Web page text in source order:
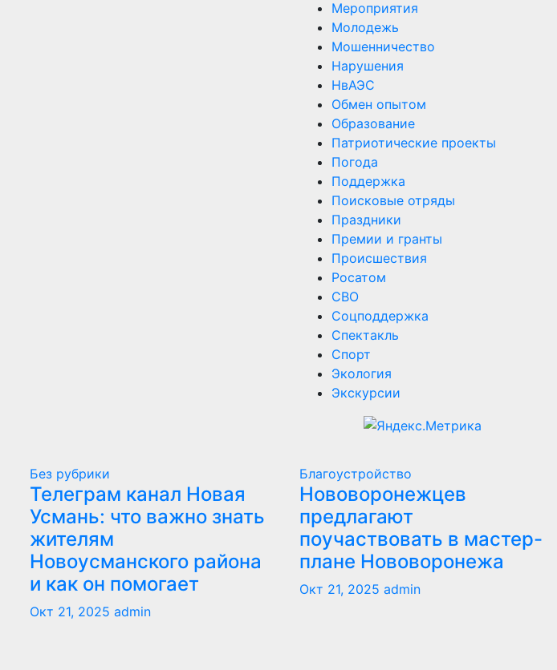
Мероприятия
Молодежь
Мошенничество
Нарушения
НвАЭС
Обмен опытом
Образование
Патриотические проекты
Погода
Поддержка
Поисковые отряды
Праздники
Премии и гранты
Происшествия
Росатом
СВО
Соцподдержка
Спектакль
Спорт
Экология
Экскурсии
Без рубрики
Телеграм канал Новая
Усмань: что важно знать
жителям
Новоусманского района
и как он помогает
Окт 21, 2025 admin
Благоустройство
Нововоронежцев
предлагают
поучаствовать в мастер-
плане Нововоронежа
Окт 21, 2025 admin